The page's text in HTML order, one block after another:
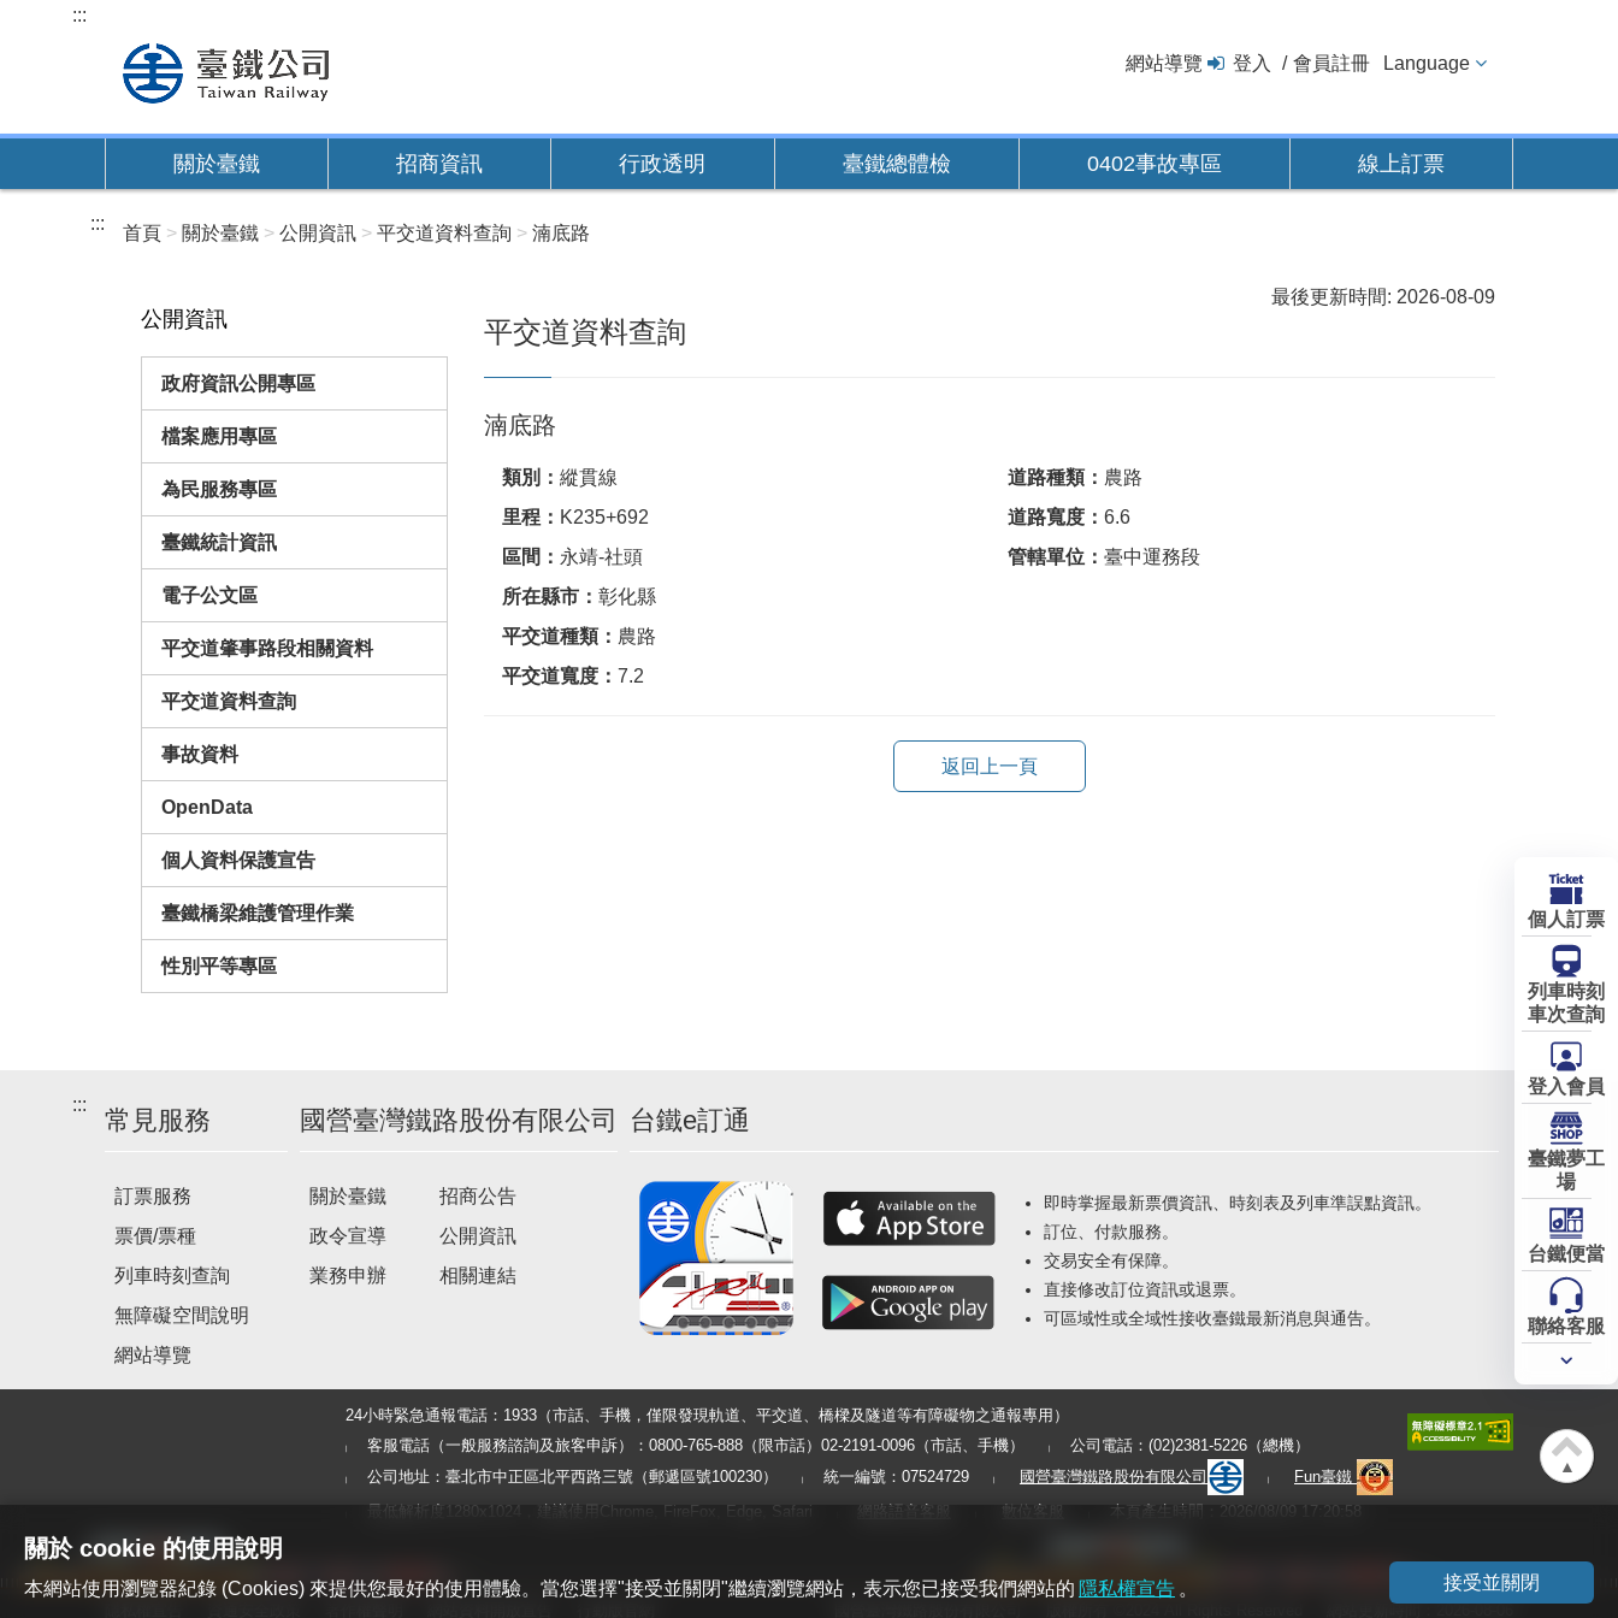
內
:::
網站導覽 登入 會員註冊 Language
關於臺鐵 招商資訊 行政透明 臺鐵總體檢 0402事故專區 線上訂票
::: 首頁 關於臺鐵 公開資訊 平交道資料查詢 湳底路
公開資訊
政府資訊公開專區
檔案應用專區
為民服務專區
臺鐵統計資訊
電子公文區
平交道肇事路段相關資料
平交道資料查詢
事故資料
OpenData
個人資料保護宣告
臺鐵橋梁維護管理作業
性別平等專區
平交道資料查詢
最後更新時間: 2026-08-09
湳底路
類別： 縱貫線
里程： K235+692
區間： 永靖-社頭
所在縣市： 彰化縣
平交道種類： 農路
平交道寬度： 7.2
道路種類： 農路
道路寬度： 6.6
管轄單位： 臺中運務段
返回上一頁
:::
常見服務
訂票服務
票價/票種
列車時刻查詢
無障礙空間說明
網站導覽
國營臺灣鐵路股份有限公司
關於臺鐵
政令宣導
業務申辦
招商公告
公開資訊
相關連結
台鐵e訂通
即時掌握最新票價資訊、時刻表及列車準誤點資訊。
訂位、付款服務。
交易安全有保障。
直接修改訂位資訊或退票。
可區域性或全域性接收臺鐵最新消息與通告。
24小時緊急通報電話：1933（市話、手機，僅限發現軌道、平交道、橋樑及隧道等有障礙物之通報專用）
客服電話（一般服務諮詢及旅客申訴）：0800-765-888（限市話）02-2191-0096（市話、手機）
公司電話：(02)2381-5226（總機）
公司地址：臺北市中正區北平西路三號（郵遞區號100230）
統一編號：07524729 國營臺灣鐵路股份有限公司
Fun臺鐵
最低解析度1280x1024，建議使用Chrome, FireFox, Edge, Safari
網路語音客服 數位客服 本頁產生時間：2026/08/09 17:20:58
個人訂票
列車時刻
車次查詢
登入會員
臺鐵夢工
場
台鐵便當
聯絡客服
常用
▲
關於 cookie 的使用說明
本網站使用瀏覽器紀錄 (Cookies) 來提供您最好的使用體驗。當您選擇"接受並關閉"繼續瀏覽網站，表示您已接受我們網站的 隱私權宣告 。 接受並關閉